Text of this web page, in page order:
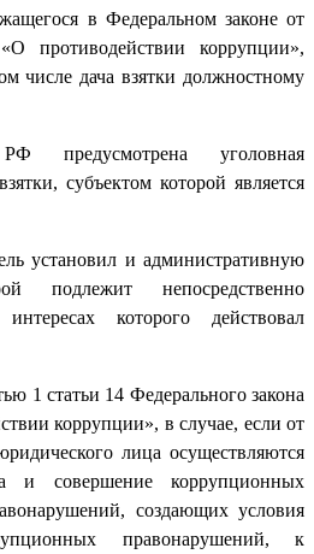
в Федеральном законе от
коррупции»,
числе дача взятки должностному
уголовная
субъектом которой является
установил и административную
подлежит непосредственно
которого действовал
1 статьи 14 Федерального закона
коррупции», в случае, если от
лица осуществляются
и совершение коррупционных
создающих условия
правонарушений, к